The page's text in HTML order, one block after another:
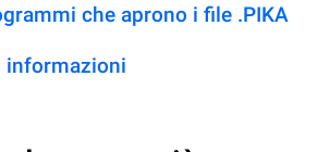
che aprono i file .PIKA
informazioni